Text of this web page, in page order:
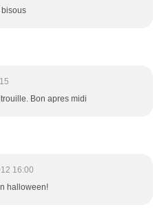
bisous
Bon apres midi
16:00
halloween!